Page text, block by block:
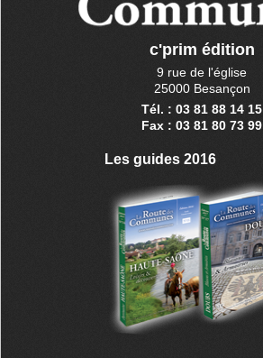
c'prim édition
9 rue de l'église
25000 Besançon
Tél. : 03 81 88 14 15
Fax : 03 81 80 73 99
Les guides 2016